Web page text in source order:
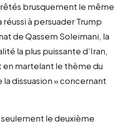
brusquement le même
réussi à persuader Trump
de Qassem Soleimani, la
la plus puissante d’Iran,
martelant le thème du
dissuasion » concernant
le deuxième